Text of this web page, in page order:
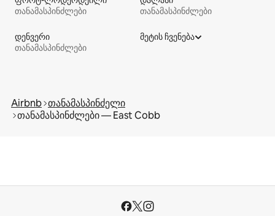
თანამასპინძლები
თანამასპინძლები
დენვერი
თანამასპინძლები
მეტის ჩვენება
Airbnb თანამასპინძელი
თანამასპინძლები — East Cobb